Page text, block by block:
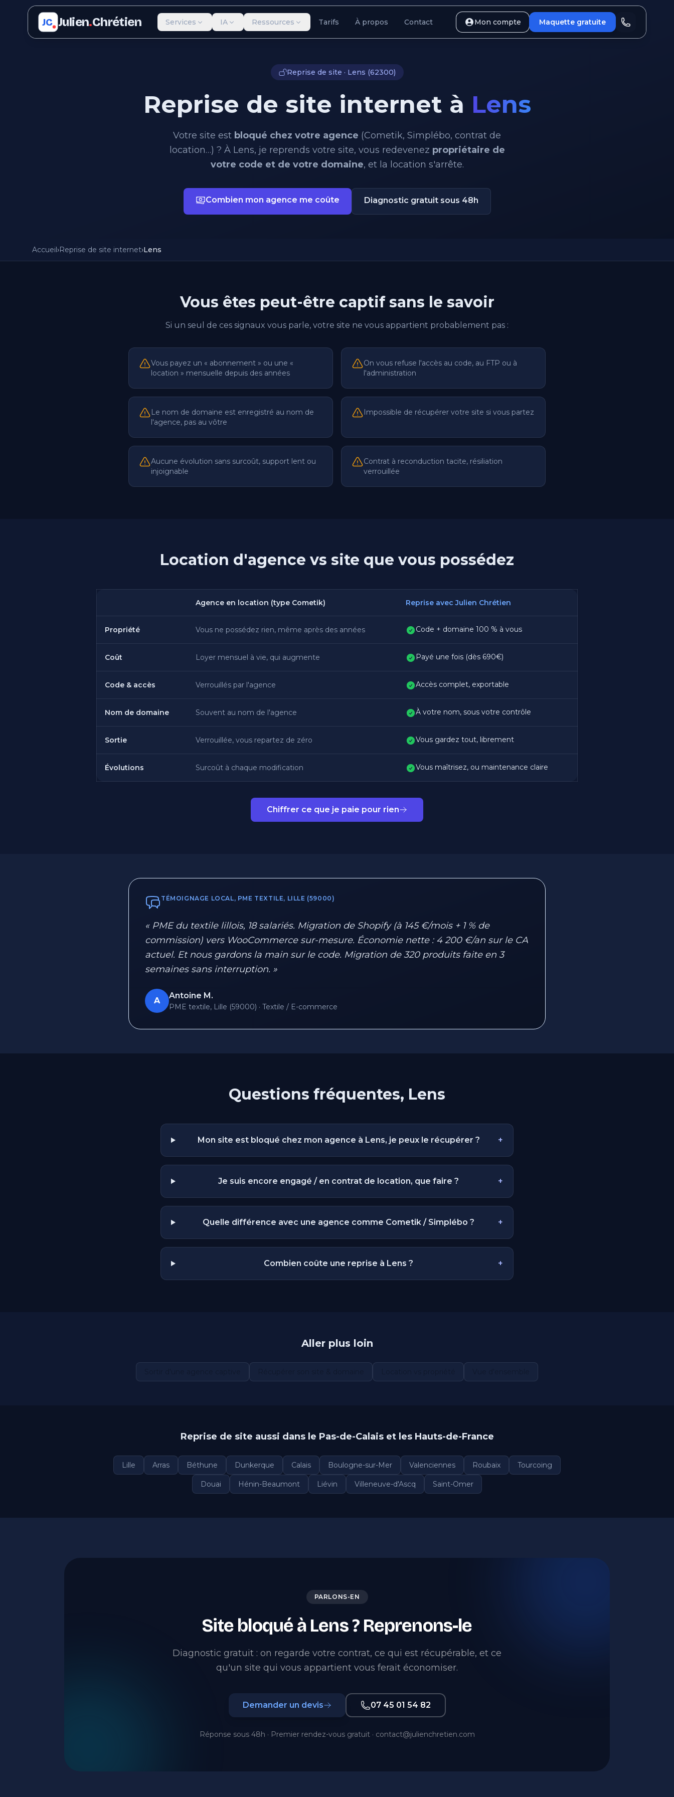
JC Julien.Chrétien Services IA Ressources Tarifs À propos Contact Mon compte Maquette gratuite
Reprise de site · Lens (62300)
Reprise de site internet à Lens
Votre site est bloqué chez votre agence (Cometik, Simplébo, contrat de
location…) ? À Lens, je reprends votre site, vous redevenez propriétaire de
votre code et de votre domaine, et la location s'arrête.
Combien mon agence me coûte Diagnostic gratuit sous 48h
Accueil›Reprise de site internet›Lens
Vous êtes peut-être captif sans le savoir
Si un seul de ces signaux vous parle, votre site ne vous appartient probablement pas :
Vous payez un « abonnement » ou une «
location » mensuelle depuis des années
On vous refuse l'accès au code, au FTP ou à
l'administration
Le nom de domaine est enregistré au nom de
l'agence, pas au vôtre
Impossible de récupérer votre site si vous partez
Aucune évolution sans surcoût, support lent ou
injoignable
Contrat à reconduction tacite, résiliation
verrouillée
Location d'agence vs site que vous possédez
Agence en location (type Cometik) Reprise avec Julien Chrétien
Propriété Vous ne possédez rien, même après des années Code + domaine 100 % à vous
Coût Loyer mensuel à vie, qui augmente Payé une fois (dès 690€)
Code & accès Verrouillés par l'agence Accès complet, exportable
Nom de domaine Souvent au nom de l'agence À votre nom, sous votre contrôle
Sortie Verrouillée, vous repartez de zéro Vous gardez tout, librement
Évolutions Surcoût à chaque modification Vous maîtrisez, ou maintenance claire
Chiffrer ce que je paie pour rien
TÉMOIGNAGE LOCAL, PME TEXTILE, LILLE (59000)
« PME du textile lillois, 18 salariés. Migration de Shopify (à 145 €/mois + 1 % de
commission) vers WooCommerce sur-mesure. Économie nette : 4 200 €/an sur le CA
actuel. Et nous gardons la main sur le code. Migration de 320 produits faite en 3
semaines sans interruption. »
A
Antoine M.
PME textile, Lille (59000) · Textile / E-commerce
Questions fréquentes, Lens
Mon site est bloqué chez mon agence à Lens, je peux le récupérer ? +
Je suis encore engagé / en contrat de location, que faire ? +
Quelle différence avec une agence comme Cometik / Simplébo ? +
Combien coûte une reprise à Lens ? +
Aller plus loin
Reprise de site aussi dans le Pas-de-Calais et les Hauts-de-France
Lille Arras Béthune Dunkerque Calais Boulogne-sur-Mer Valenciennes Roubaix Tourcoing
Douai Hénin-Beaumont Liévin Villeneuve-d'Ascq Saint-Omer
PARLONS-EN
Site bloqué à Lens ? Reprenons-le
Diagnostic gratuit : on regarde votre contrat, ce qui est récupérable, et ce
qu'un site qui vous appartient vous ferait économiser.
Demander un devis 07 45 01 54 82
Réponse sous 48h · Premier rendez-vous gratuit · contact@julienchretien.com